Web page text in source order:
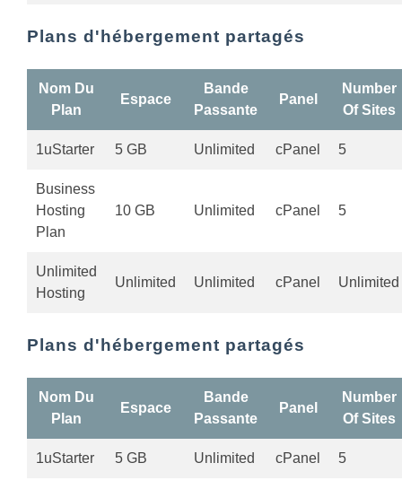
Plans d'hébergement partagés
Nom Du
Plan
Espace
Bande
Passante
Panel
Number
Of Sites
1uStarter 5 GB Unlimited cPanel 5
Business
Hosting
Plan
10 GB Unlimited cPanel 5
Unlimited
Hosting
Unlimited Unlimited cPanel Unlimited
Plans d'hébergement partagés
Nom Du
Plan
Espace
Bande
Passante
Panel
Number
Of Sites
1uStarter 5 GB Unlimited cPanel 5